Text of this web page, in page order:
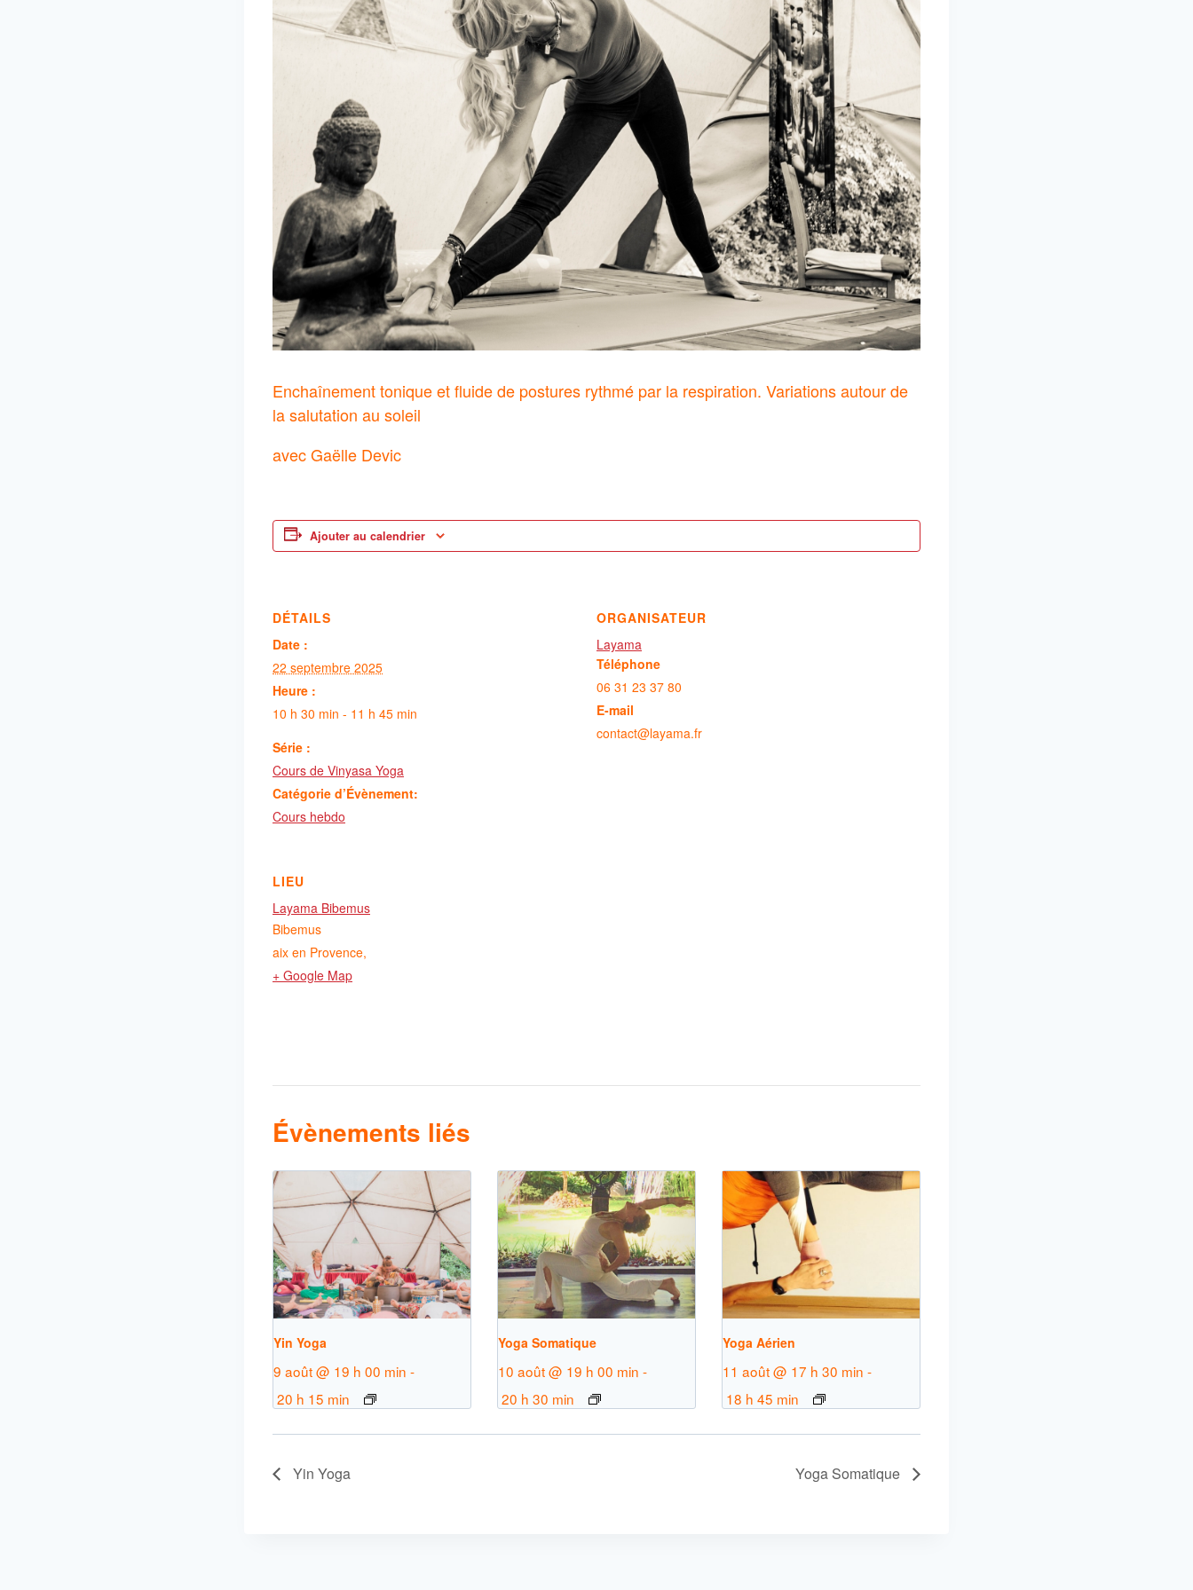
Enchaînement tonique et fluide de postures rythmé par la respiration. Variations autour de
la salutation au soleil
avec Gaëlle Devic
Ajouter au calendrier
DÉTAILS
Date :
22 septembre 2025
Heure :
10 h 30 min - 11 h 45 min
Série :
Cours de Vinyasa Yoga
Catégorie d’Évènement:
Cours hebdo
ORGANISATEUR
Layama
Téléphone
06 31 23 37 80
E-mail
contact@layama.fr
LIEU
Layama Bibemus
Bibemus
aix en Provence,
+ Google Map
Évènements liés
Yin Yoga
9 août @ 19 h 00 min -
20 h 15 min
Yoga Somatique
10 août @ 19 h 00 min -
20 h 30 min
Yoga Aérien
11 août @ 17 h 30 min -
18 h 45 min
Yin Yoga Yoga Somatique